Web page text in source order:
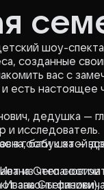
шоу-
созданные
вас с
есть настоящее
дедушка —
и исследователь.
бабушка —
Ивана
в гости к этой
из чего
законы